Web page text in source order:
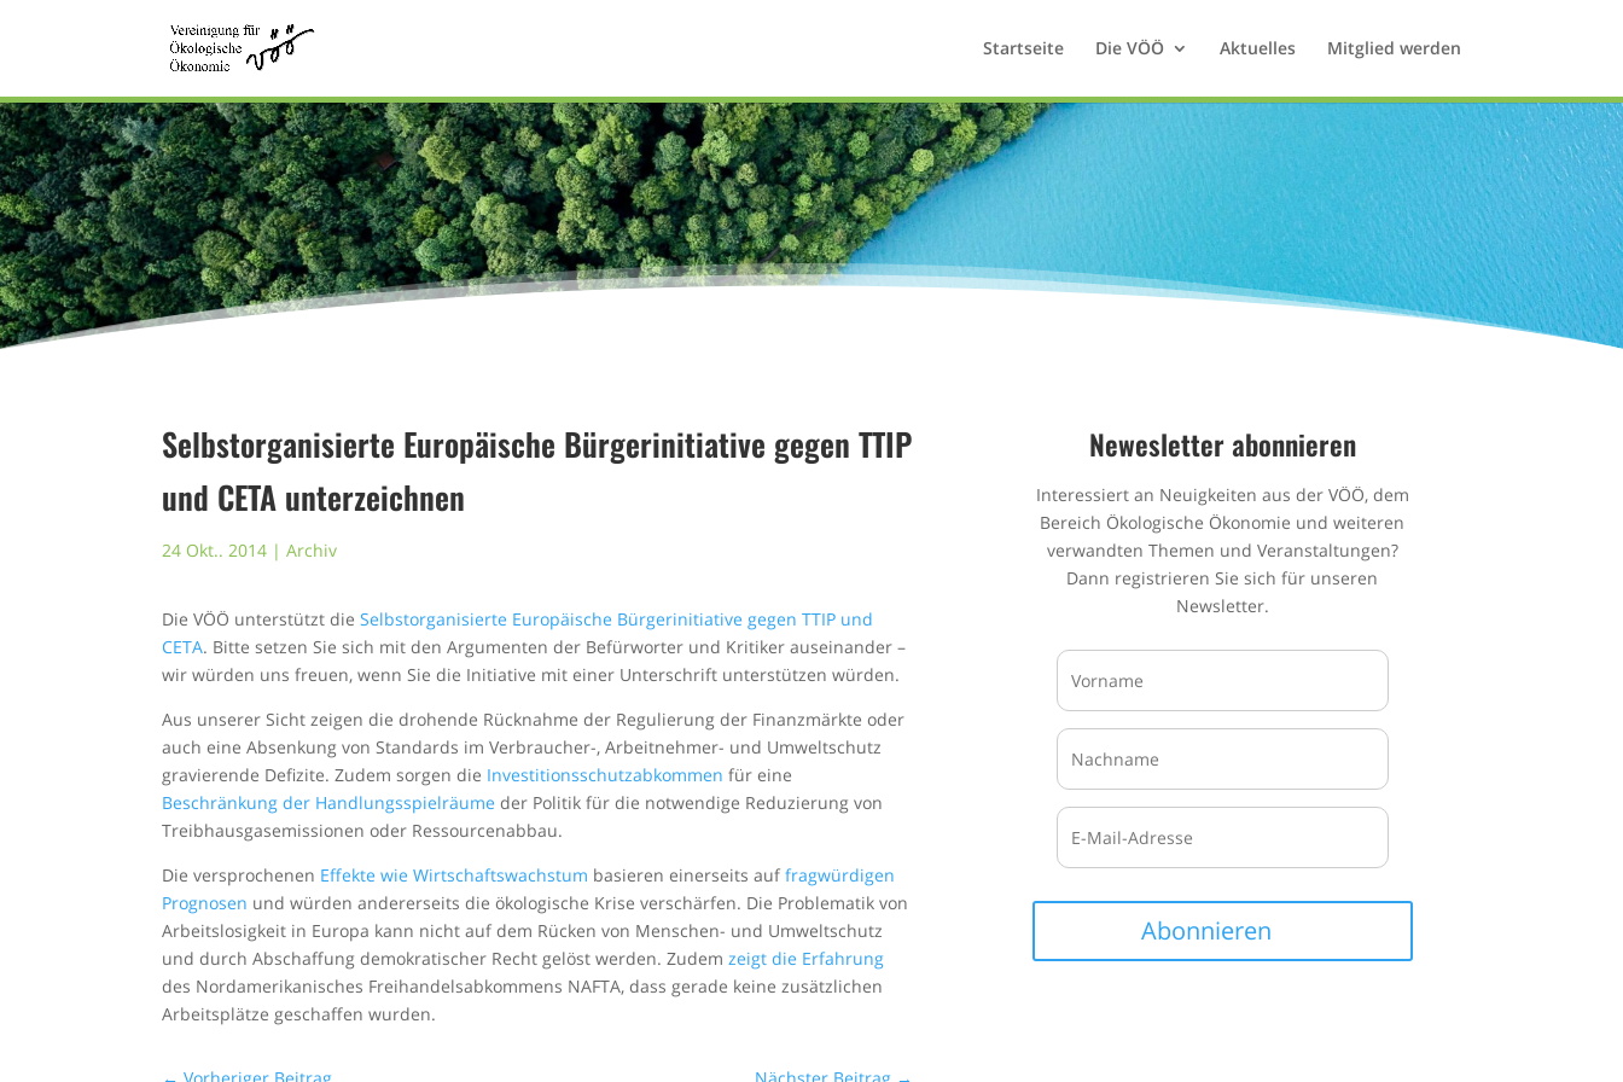
Startseite Die VÖÖ Aktuelles Mitglied werden
Selbstorganisierte Europäische Bürgerinitiative gegen TTIP
und CETA unterzeichnen
24 Okt.. 2014 |Archiv
Die VÖÖ unterstützt dieSelbstorganisierte Europäische Bürgerinitiative gegen TTIP und
CETA. Bitte setzen Sie sich mit den Argumenten der Befürworter und Kritiker auseinander –
wir würden uns freuen, wenn Sie die Initiative mit einer Unterschrift unterstützen würden.
Aus unserer Sicht zeigen die drohende Rücknahme der Regulierung der Finanzmärkte oder
auch eine Absenkung von Standards im Verbraucher-, Arbeitnehmer- und Umweltschutz
gravierende Defizite. Zudem sorgen die Investitionsschutzabkommen für eine
Beschränkung der Handlungsspielräume der Politik für die notwendige Reduzierung von
Treibhausgasemissionen oder Ressourcenabbau.
Die versprochenen Effekte wie Wirtschaftswachstum basieren einerseits auffragwürdigen
Prognosen und würden andererseits die ökologische Krise verschärfen. Die Problematik von
Arbeitslosigkeit in Europa kann nicht auf dem Rücken von Menschen- und Umweltschutz
und durch Abschaffung demokratischer Recht gelöst werden. Zudemzeigt die Erfahrung
des Nordamerikanisches Freihandelsabkommens NAFTA, dass gerade keine zusätzlichen
Arbeitsplätze geschaffen wurden.
Newesletter abonnieren
Interessiert an Neuigkeiten aus der VÖÖ, dem
Bereich Ökologische Ökonomie und weiteren
verwandten Themen und Veranstaltungen?
Dann registrieren Sie sich für unseren
Newsletter.
Abonnieren